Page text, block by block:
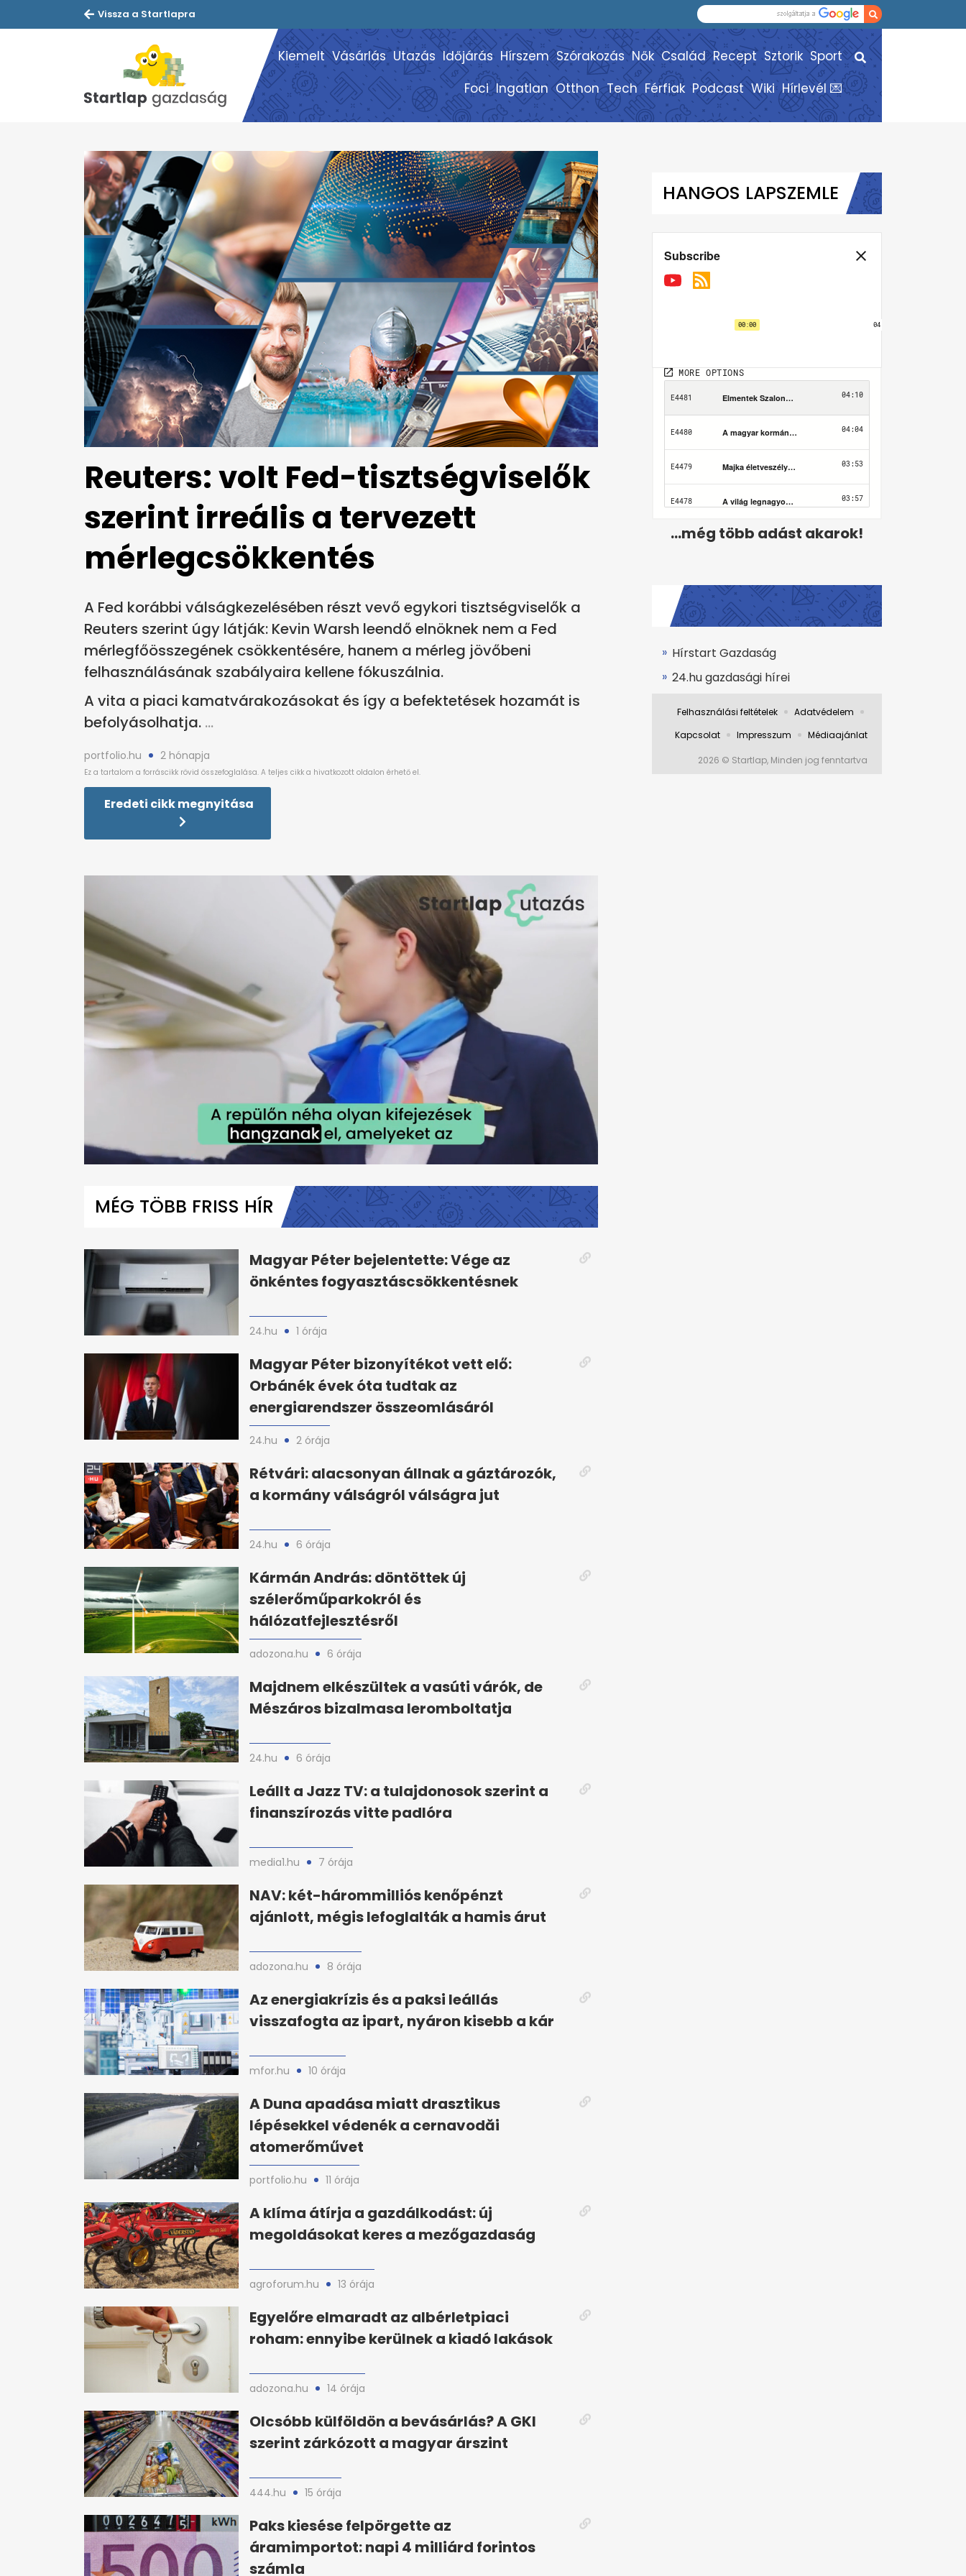
Vissza a Startlapra
Kiemelt Vásárlás Utazás Időjárás Hírszem Szórakozás Nők Család Recept Sztorik Sport
Foci Ingatlan Otthon Tech Férfiak Podcast Wiki Hírlevél 💌
Reuters: volt Fed-tisztségviselők
szerint irreális a tervezett
mérlegcsökkentés
A Fed korábbi válságkezelésében részt vevő egykori tisztségviselők a
Reuters szerint úgy látják: Kevin Warsh leendő elnöknek nem a Fed
mérlegfőösszegének csökkentésére, hanem a mérleg jövőbeni
felhasználásának szabályaira kellene fókuszálnia.
A vita a piaci kamatvárakozásokat és így a befektetések hozamát is
befolyásolhatja.
portfolio.hu 2 hónapja
Eredeti cikk megnyitása
minute,
0%
MÉG TÖBB FRISS HÍR
Magyar Péter bejelentette: Vége az
önkéntes fogyasztáscsökkentésnek
24.hu 1 órája
Magyar Péter bizonyítékot vett elő:
Orbánék évek óta tudtak az
energiarendszer összeomlásáról
24.hu 2 órája
Rétvári: alacsonyan állnak a gáztározók,
a kormány válságról válságra jut
24.hu 6 órája
Kármán András: döntöttek új
szélerőműparkokról és
hálózatfejlesztésről
adozona.hu 6 órája
Majdnem elkészültek a vasúti várók, de
Mészáros bizalmasa leromboltatja
24.hu 6 órája
Leállt a Jazz TV: a tulajdonosok szerint a
finanszírozás vitte padlóra
media1.hu 7 órája
NAV: két-hárommilliós kenőpénzt
ajánlott, mégis lefoglalták a hamis árut
adozona.hu 8 órája
Az energiakrízis és a paksi leállás
visszafogta az ipart, nyáron kisebb a kár
mfor.hu 10 órája
A Duna apadása miatt drasztikus
lépésekkel védenék a cernavodăi
atomerőművet
portfolio.hu 11 órája
A klíma átírja a gazdálkodást: új
megoldásokat keres a mezőgazdaság
agroforum.hu 13 órája
Egyelőre elmaradt az albérletpiaci
roham: ennyibe kerülnek a kiadó lakások
adozona.hu 14 órája
Olcsóbb külföldön a bevásárlás? A GKI
szerint zárkózott a magyar árszint
444.hu 15 órája
Paks kiesése felpörgette az
áramimportot: napi 4 milliárd forintos
számla
HANGOS LAPSZEMLE
...még több adást akarok!
Hírstart Gazdaság
24.hu gazdasági hírei
Felhasználási feltételek
Adatvédelem
Kapcsolat
Impresszum Médiaajánlat
2026 © Startlap, Minden jog fenntartva